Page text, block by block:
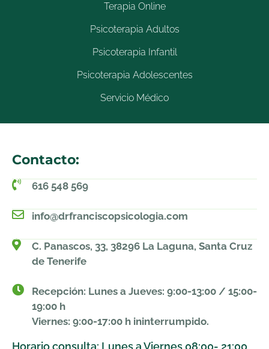
Terapia Online
Psicoterapia Adultos
Psicoterapia Infantil
Psicoterapia Adolescentes
Servicio Médico
Contacto:
616 548 569
info@drfranciscopsicologia.com
C. Panascos, 33, 38296 La Laguna, Santa Cruz
de Tenerife
Recepción: Lunes a Jueves: 9:00-13:00 / 15:00-
19:00 h
Viernes: 9:00-17:00 h ininterrumpido.
Horario consulta: Lunes a Viernes 08:00- 21:00